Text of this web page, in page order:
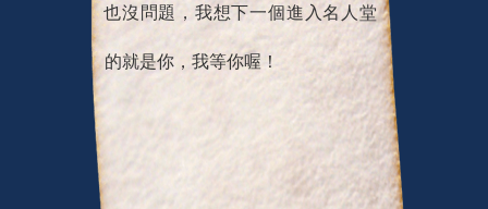
也沒問題，我想下一個進入名人堂
的就是你，我等你喔！